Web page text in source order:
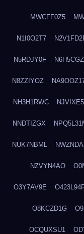
MWCFF0Z5
N1I0O2T7
N5RDJY0F
N8ZZIYOZ
NH3H1RWC
NNDTIZGX
NUK7NBML
NZVYN4AO
O3Y7AV9E
O8KCZD1G
OCQUXSU1